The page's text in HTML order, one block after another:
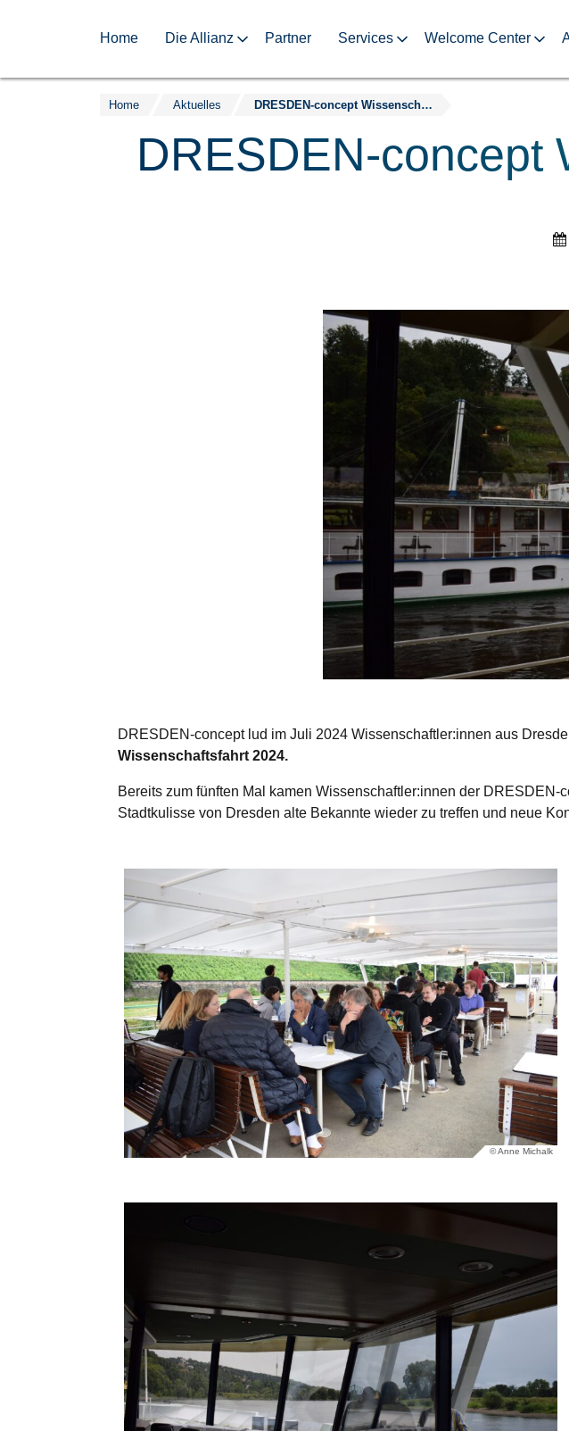
Home Die Allianz Partner Services Welcome Center
Home Aktuelles DRESDEN-concept Wissenschaftsfahrt 2024
DRESDEN-concept
DRESDEN-concept lud im Juli 2024 Wissenschaftler:innen aus
Wissenschaftsfahrt 2024.
Bereits zum fünften Mal kamen Wissenschaftler:innen der
Stadtkulisse von Dresden alte Bekannte wieder zu treffen und neue
© Anne Michalk